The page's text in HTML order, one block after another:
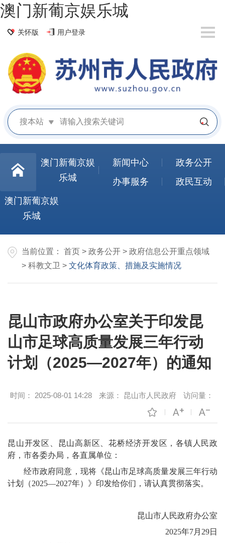
澳门新葡京娱乐城
关怀版 用户登录
搜本站
澳门新葡京娱
乐城
新闻中心
政务公开
办事服务
政民互动
澳门新葡京娱
乐城
当前位置： 首页 > 政务公开 > 政府信息公开重点领域
> 科教文卫 > 文化体育政策、措施及实施情况
昆山市政府办公室关于印发昆
山市足球高质量发展三年行动
计划（2025—2027年）的通知
时间： 2025-08-01 14:28 来源： 昆山市人民政府 访问量：
昆山开发区、昆山高新区、花桥经济开发区，各镇人民政
府，市各委办局，各直属单位：
经市政府同意，现将《昆山市足球高质量发展三年行动
计划（2025—2027年）》印发给你们，请认真贯彻落实。
昆山市人民政府办公室
2025年7月29日